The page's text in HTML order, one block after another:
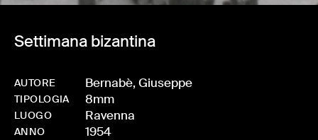
Settimana bizantina
AUTORE Bernabè, Giuseppe
TIPOLOGIA 8mm
LUOGO Ravenna
ANNO 1954